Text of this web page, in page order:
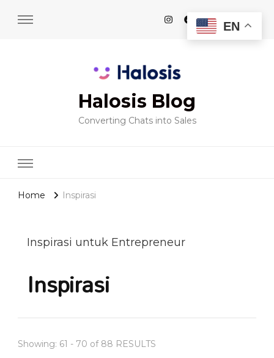
Halosis Blog
Converting Chats into Sales
Home Inspirasi
Inspirasi untuk Entrepreneur
Inspirasi
Showing: 61 - 70 of 88 RESULTS
EN